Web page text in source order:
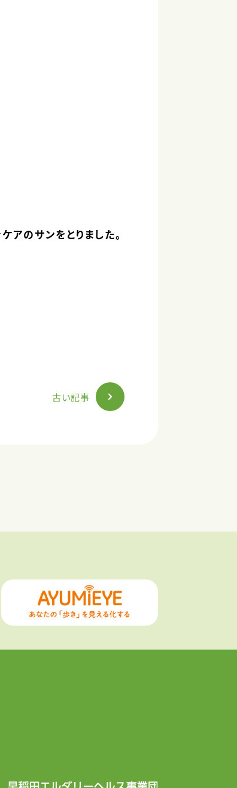
アのサンをとりました。
古い記事